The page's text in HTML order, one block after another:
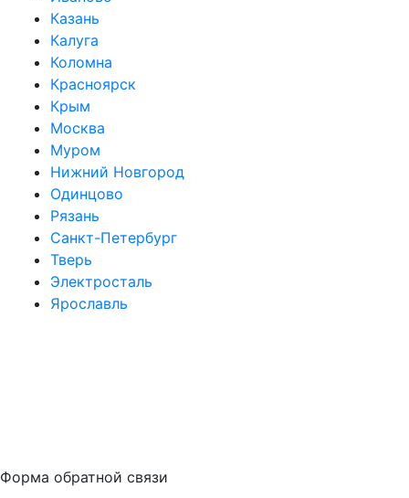
Казань
Калуга
Коломна
Красноярск
Крым
Москва
Муром
Нижний Новгород
Одинцово
Рязань
Санкт-Петербург
Тверь
Электросталь
Ярославль
Форма обратной связи